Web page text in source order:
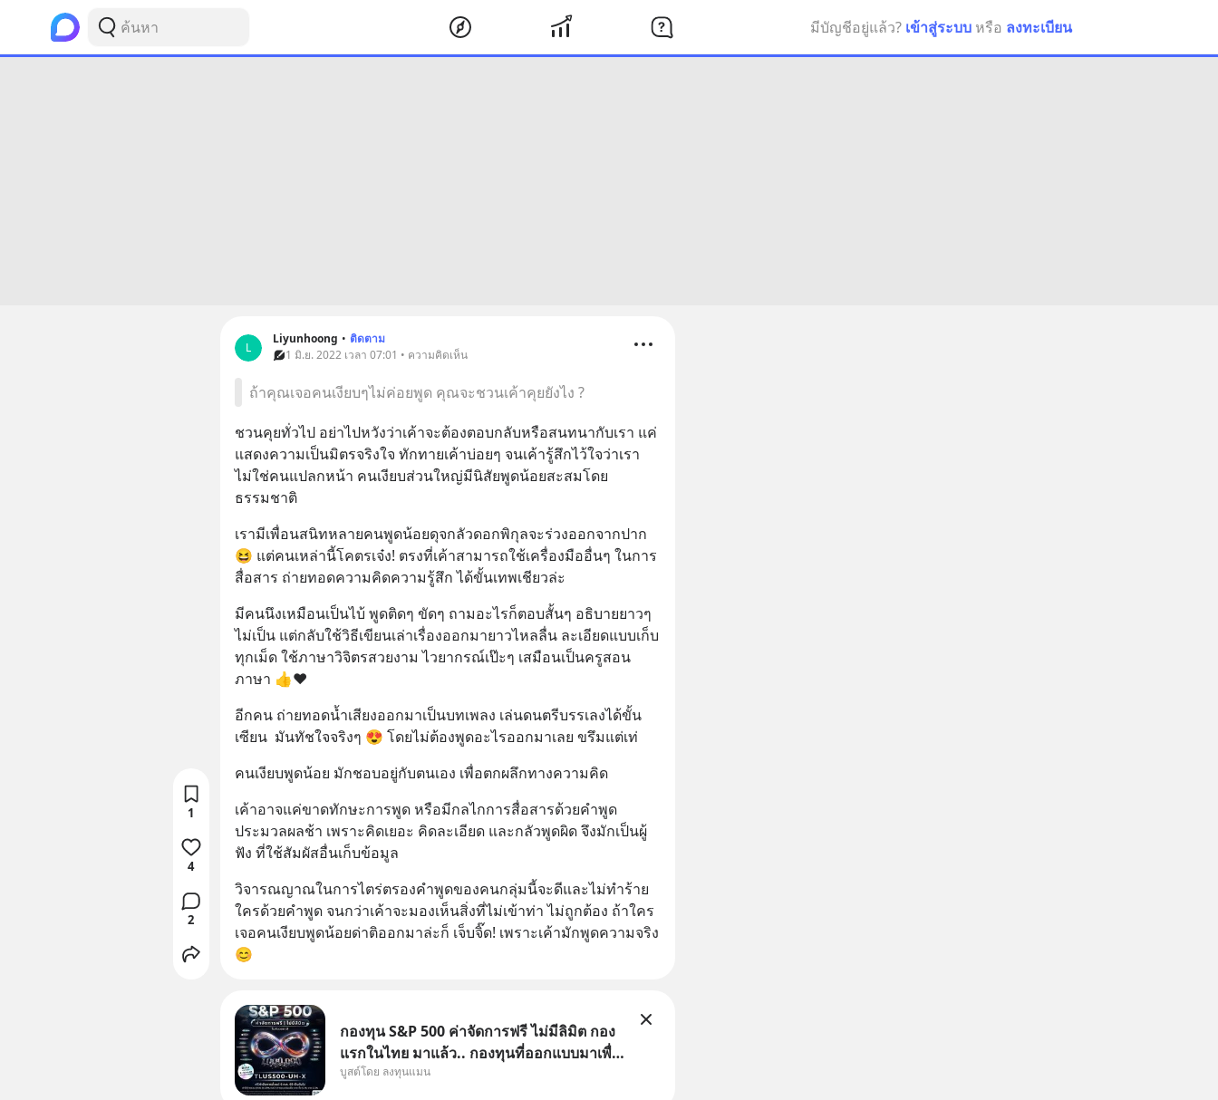
มีบัญชีอยู่แล้ว? เข้าสู่ระบบ หรือ ลงทะเบียน
L
Liyunhoong • ติดตาม
1 มิ.ย. 2022 เวลา 07:01 • ความคิดเห็น
ถ้าคุณเจอคนเงียบๆไม่ค่อยพูด คุณจะชวนเค้าคุยยังไง ?
ชวนคุยทั่วไป อย่าไปหวังว่าเค้าจะต้องตอบกลับหรือสนทนากับเรา แค่
แสดงความเป็นมิตรจริงใจ ทักทายเค้าบ่อยๆ จนเค้ารู้สึกไว้ใจว่าเรา
ไม่ใช่คนแปลกหน้า คนเงียบส่วนใหญ่มีนิสัยพูดน้อยสะสมโดย
ธรรมชาติ
เรามีเพื่อนสนิทหลายคนพูดน้อยดุจกลัวดอกพิกุลจะร่วงออกจากปาก
😆 แต่คนเหล่านี้โคตรเจ๋ง! ตรงที่เค้าสามารถใช้เครื่องมืออื่นๆ ในการ
สื่อสาร ถ่ายทอดความคิดความรู้สึก ได้ขั้นเทพเชียวล่ะ
มีคนนึงเหมือนเป็นไบ้ พูดติดๆ ขัดๆ ถามอะไรก็ตอบสั้นๆ อธิบายยาวๆ
ไม่เป็น แต่กลับใช้วิธีเขียนเล่าเรื่องออกมายาวไหลลื่น ละเอียดแบบเก็บ
ทุกเม็ด ใช้ภาษาวิจิตรสวยงาม ไวยากรณ์เป๊ะๆ เสมือนเป็นครูสอน
ภาษา 👍❤
อีกคน ถ่ายทอดน้ำเสียงออกมาเป็นบทเพลง เล่นดนตรีบรรเลงได้ขั้น
เซียน  มันทัชใจจริงๆ 😍 โดยไม่ต้องพูดอะไรออกมาเลย ขรึมแต่เท่
คนเงียบพูดน้อย มักชอบอยู่กับตนเอง เพื่อตกผลึกทางความคิด
เค้าอาจแค่ขาดทักษะการพูด หรือมีกลไกการสื่อสารด้วยคำพูด
ประมวลผลช้า เพราะคิดเยอะ คิดละเอียด และกลัวพูดผิด จึงมักเป็นผู้
ฟัง ที่ใช้สัมผัสอื่นเก็บข้อมูล
วิจารณญาณในการไตร่ตรองคำพูดของคนกลุ่มนี้จะดีและไม่ทำร้าย
ใครด้วยคำพูด จนกว่าเค้าจะมองเห็นสิ่งที่ไม่เข้าท่า ไม่ถูกต้อง ถ้าใคร
เจอคนเงียบพูดน้อยด่าติออกมาล่ะก็ เจ็บจิ๊ด! เพราะเค้ามักพูดความจริง
😊
1
4
2
กองทุน S&P 500 ค่าจัดการฟรี ไม่มีลิมิต กอง
แรกในไทย มาแล้ว.. กองทุนที่ออกแบบมาเพื่อ
แก้ Pain Point ใหญ่ของนักลงทุนไทยพร้อม
บูสต์โดย ลงทุนแมน